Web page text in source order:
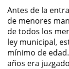
Antes de la
de menores
de todos los
ley municipal,
mínimo de
años era